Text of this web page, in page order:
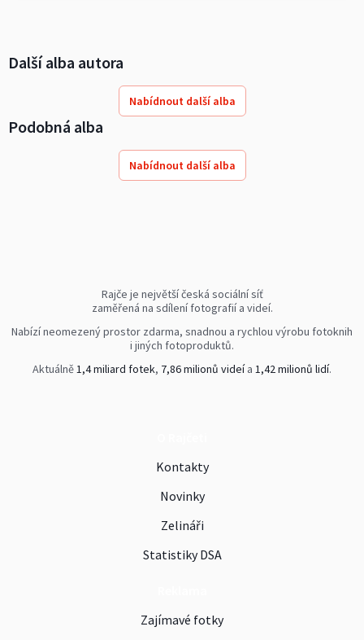
Další alba autora
Nabídnout další alba
Podobná alba
Nabídnout další alba
Rajče je největší česká sociální síť
zaměřená na sdílení fotografií a videí.
Nabízí neomezený prostor zdarma, snadnou a rychlou výrobu fotoknih
i jiných fotoproduktů.
Aktuálně1,4 miliard fotek, 7,86 milionů videía 1,42 milionů lidí.
Kontakty
Novinky
Zelináři
Statistiky DSA
Zajímavé fotky